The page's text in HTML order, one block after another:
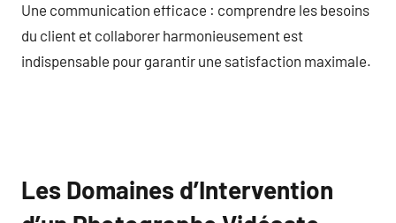
Une communication efficace : comprendre les besoins
du client et collaborer harmonieusement est
indispensable pour garantir une satisfaction maximale.
Les Domaines d’Intervention